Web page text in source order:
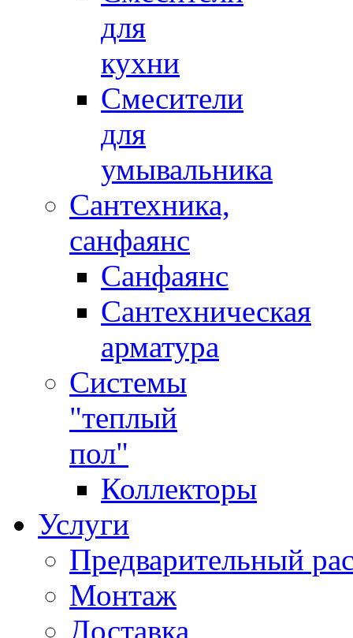
для
кухни
Смесители
для
умывальника
Сантехника,
санфаянс
Санфаянс
Сантехническая
арматура
Системы
"теплый
пол"
Коллекторы
Услуги
Предварительный
Монтаж
Доставка